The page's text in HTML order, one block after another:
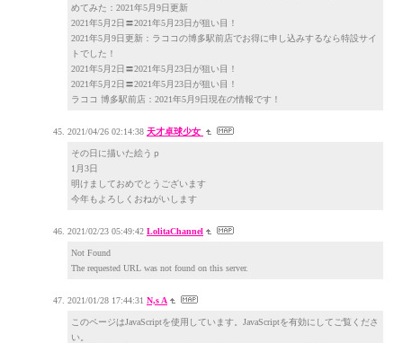
めてみた：2021年5月9日更新
2021年5月2日〓2021年5月23日が狙い目！
2021年5月9日更新：ラココの博多駅前店でお得に申し込みするなら特設サイ
トでした！
2021年5月2日〓2021年5月23日が狙い目！
2021年5月2日〓2021年5月23日が狙い目！
ラココ 博多駅前店：2021年5月9日現在の情報です！
2021/04/26 02:14:38 天才卓球少女
その日に描いた絵うｐ
1月3日
明けましておめでとうございます
今年もよろしくおねがいします
2021/02/23 05:49:42 LolitaChannel
Not Found
The requested URL was not found on this server.
2021/01/28 17:44:31 N,s A
このページはJavaScriptを使用しています。JavaScriptを有効にしてご覧くださ
い。